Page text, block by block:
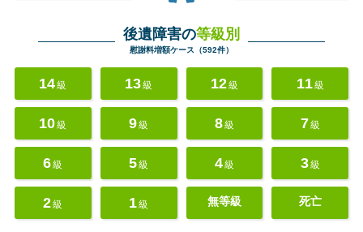
後遺障害の等級別
慰謝料増額ケース（592件）
14級 13級 12級 11級
10級 9級 8級 7級
6級 5級 4級 3級
2級 1級 無等級 死亡